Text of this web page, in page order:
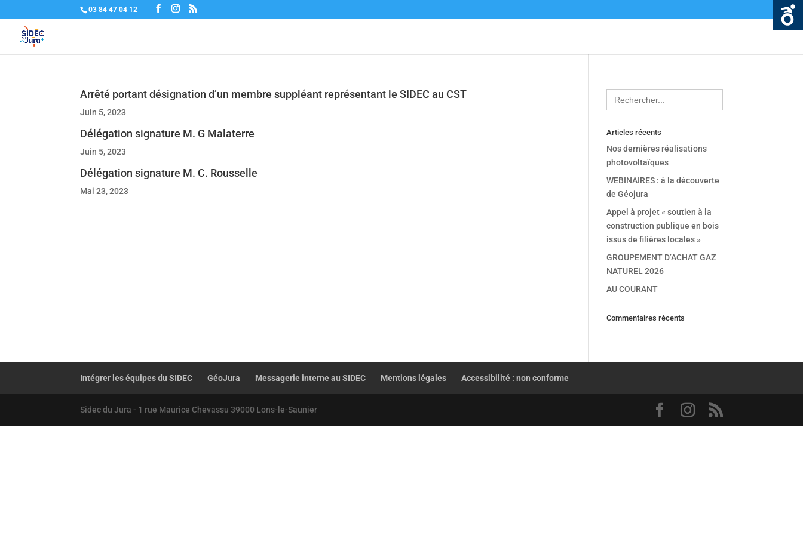
03 84 47 04 12
Arrêté portant désignation d’un membre suppléant représentant le SIDEC au CST
Juin 5, 2023
Délégation signature M. G Malaterre
Juin 5, 2023
Délégation signature M. C. Rousselle
Mai 23, 2023
Search
for:
Articles récents
Nos dernières réalisations
photovoltaïques
WEBINAIRES : à la découverte
de Géojura
Appel à projet « soutien à la
construction publique en bois
issus de filières locales »
GROUPEMENT D’ACHAT GAZ
NATUREL 2026
AU COURANT
Commentaires récents
Intégrer les équipes du SIDEC GéoJura Messagerie interne au SIDEC Mentions légales Accessibilité : non conforme
Sidec du Jura - 1 rue Maurice Chevassu 39000 Lons-le-Saunier